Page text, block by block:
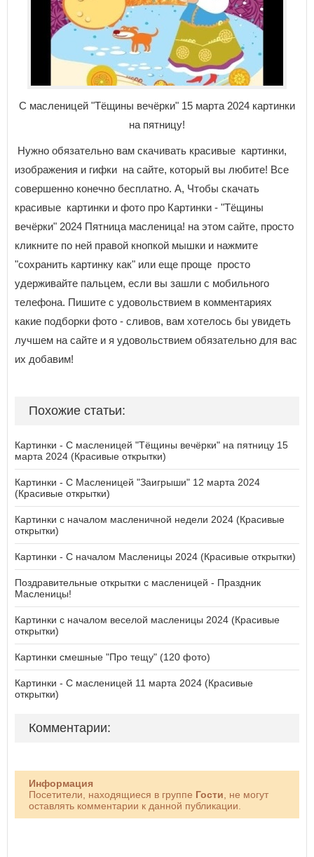
С масленицей "Тёщины вечёрки" 15 марта 2024 картинки
на пятницу!
Нужно обязательно вам скачивать красивые картинки,
изображения и гифки на сайте, который вы любите! Все
совершенно конечно бесплатно. А, Чтобы скачать
красивые картинки и фото про Картинки - "Тёщины
вечёрки" 2024 Пятница масленица! на этом сайте, просто
кликните по ней правой кнопкой мышки и нажмите
"сохранить картинку как" или еще проще просто
удерживайте пальцем, если вы зашли с мобильного
телефона. Пишите с удовольствием в комментариях
какие подборки фото - сливов, вам хотелось бы увидеть
лучшем на сайте и я удовольствием обязательно для вас
их добавим!
Похожие статьи:
Картинки - С масленицей "Тёщины вечёрки" на пятницу 15
марта 2024 (Красивые открытки)
Картинки - С Масленицей "Заигрыши" 12 марта 2024
(Красивые открытки)
Картинки с началом масленичной недели 2024 (Красивые
открытки)
Картинки - С началом Масленицы 2024 (Красивые открытки)
Поздравительные открытки с масленицей - Праздник
Масленицы!
Картинки с началом веселой масленицы 2024 (Красивые
открытки)
Картинки смешные "Про тещу" (120 фото)
Картинки - С масленицей 11 марта 2024 (Красивые
открытки)
Комментарии:
Информация
Посетители, находящиеся в группе Гости , не могут
оставлять комментарии к данной публикации.